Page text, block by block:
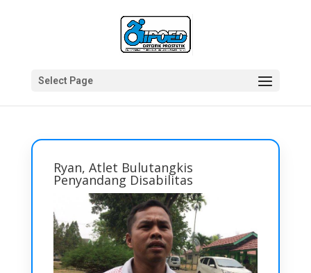
Select Page
Ryan, Atlet Bulutangkis
Penyandang Disabilitas